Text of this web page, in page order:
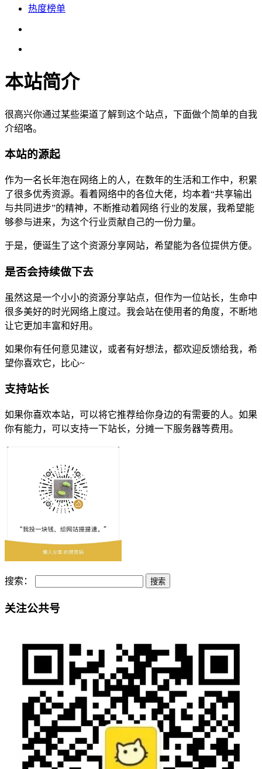
热度榜单
本站简介
很高兴你通过某些渠道了解到这个站点，下面做个简单的自我
介绍咯。
本站的源起
作为一名长年泡在网络上的人，在数年的生活和工作中，积累
了很多优秀资源。看着网络中的各位大佬，均本着“共享输出
与共同进步”的精神，不断推动着网络 行业的发展，我希望能
够参与进来，为这个行业贡献自己的一份力量。
于是，便诞生了这个资源分享网站，希望能为各位提供方便。
是否会持续做下去
虽然这是一个小小的资源分享站点，但作为一位站长，生命中
很多美好的时光网络上度过。我会站在使用者的角度，不断地
让它更加丰富和好用。
如果你有任何意见建议，或者有好想法，都欢迎反馈给我，希
望你喜欢它，比心~
支持站长
如果你喜欢本站，可以将它推荐给你身边的有需要的人。如果
你有能力，可以支持一下站长，分摊一下服务器等费用。
搜索：
关注公共号